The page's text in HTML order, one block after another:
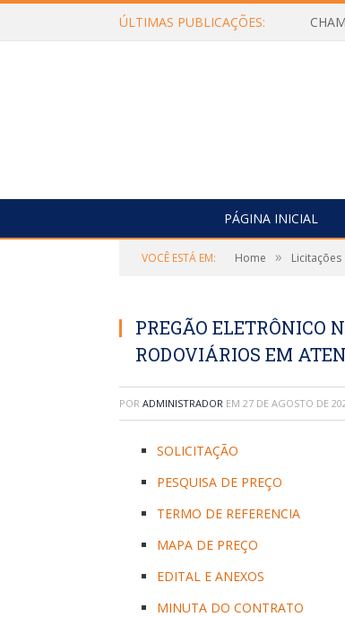
ÚLTIMAS PUBLICAÇÕES:
PÁGINA INICIAL
VOCÊ ESTÁ EM: Home » Licitações
PREGÃO ELETRÔNICO
RODOVIÁRIOS EM
POR ADMINISTRADOR EM 27 DE AGOSTO DE
SOLICITAÇÃO
PESQUISA DE PREÇO
TERMO DE REFERENCIA
MAPA DE PREÇO
EDITAL E ANEXOS
MINUTA DO CONTRATO